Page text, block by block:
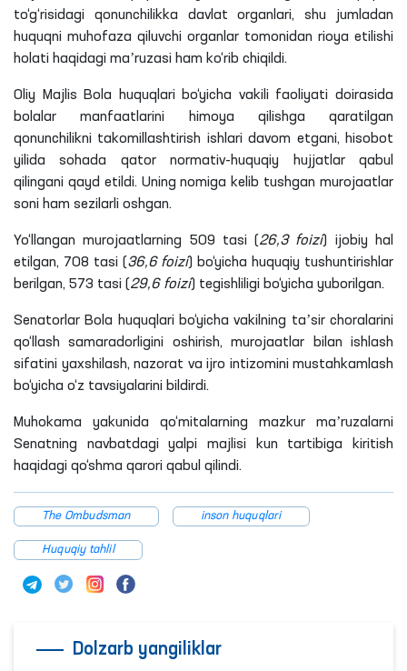
maqsadida Ombudsmanning davlat organlari va
tashkilotlariga, ularning mansabdor shaxslariga yuborilgan
ariza va daʼvo arizalari, taqdimnomalari hamda tavsiyaviy
chiqildi.
Taʼkidlanganidek, 2025-yilda Ombudsman nomiga 26 372 ta
murojaat kelib tushgan bo‘lib, ularning 7 558 tasi iqtisodiy, 6
729 tasi ijtimoiy, 4 255 tasi shaxsiy huquq va erkinliklar, 2
841 tasi siyosiy, 1 257 tasi bola huquqlari, 284 tasi ekologik
Majlisda Bola huquqlari bo‘yicha vakilining bola huquqlari
to‘g‘risidagi qonunchilikka davlat organlari, shu jumladan
holati haqidagi maʼruzasi ham ko‘rib chiqildi.
Oliy Majlis Bola huquqlari bo‘yicha vakili faoliyati doirasida
bolalar manfaatlarini himoya qilishga qaratilgan
yilida sohada qator normativ-huquqiy hujjatlar qabul
qilingani qayd etildi. Uning nomiga kelib tushgan murojaatlar
soni ham sezilarli oshgan.
Yo‘llangan murojaatlarning 509 tasi (26,3 foizi
etilgan, 708 tasi (36,6 foizi) bo‘yicha huquqiy tushuntirishlar
berilgan, 573 tasi (
Senatorlar Bola huquqlari bo‘yicha vakilning taʼsir choralarini
bo‘yicha o‘z tavsiyalarini bildirdi.